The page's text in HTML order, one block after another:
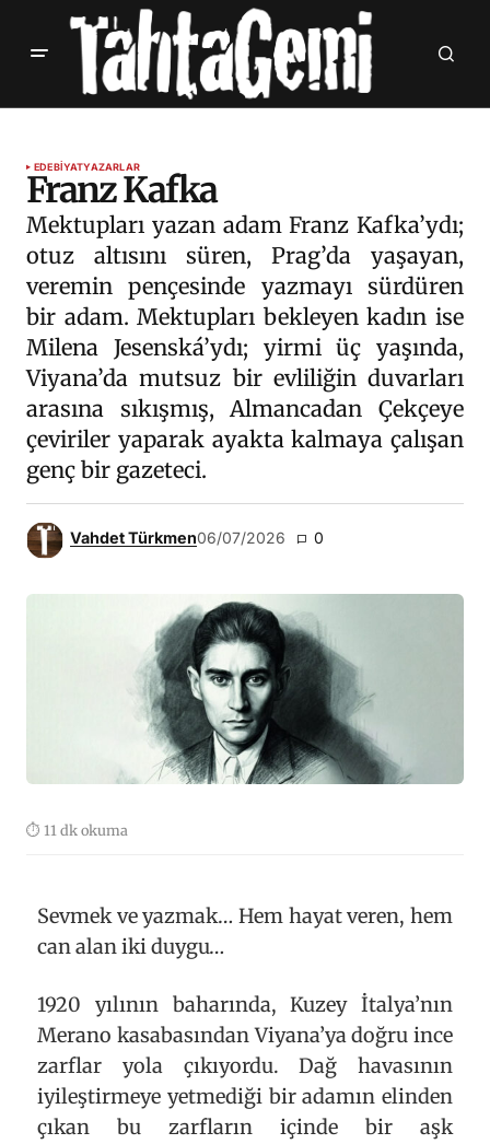
EDEBIYATYAZARLAR
Franz Kafka
Mektupları yazan adam Franz Kafka’ydı;
otuz altısını süren, Prag’da yaşayan,
veremin pençesinde yazmayı sürdüren
bir adam. Mektupları bekleyen kadın ise
Milena Jesenská’ydı; yirmi üç yaşında,
Viyana’da mutsuz bir evliliğin duvarları
arasına sıkışmış, Almancadan Çekçeye
çeviriler yaparak ayakta kalmaya çalışan
genç bir gazeteci.
Vahdet Türkmen06/07/2026 0
⏱ 11 dk okuma
Sevmek ve yazmak… Hem hayat veren, hem
can alan iki duygu…
1920 yılının baharında, Kuzey İtalya’nın
Merano kasabasından Viyana’ya doğru ince
zarflar yola çıkıyordu. Dağ havasının
iyileştirmeye yetmediği bir adamın elinden
çıkan bu zarfların içinde bir aşk